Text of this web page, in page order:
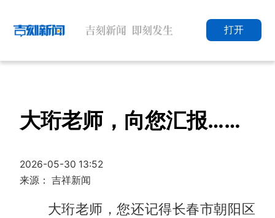
打开
大珩老师，向您汇报……
2026-05-30 13:52
来源： 吉祥新闻
大珩老师，您还记得长春市朝阳区